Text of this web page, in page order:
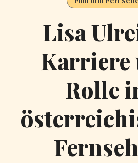
Lisa
Karriere
Rolle